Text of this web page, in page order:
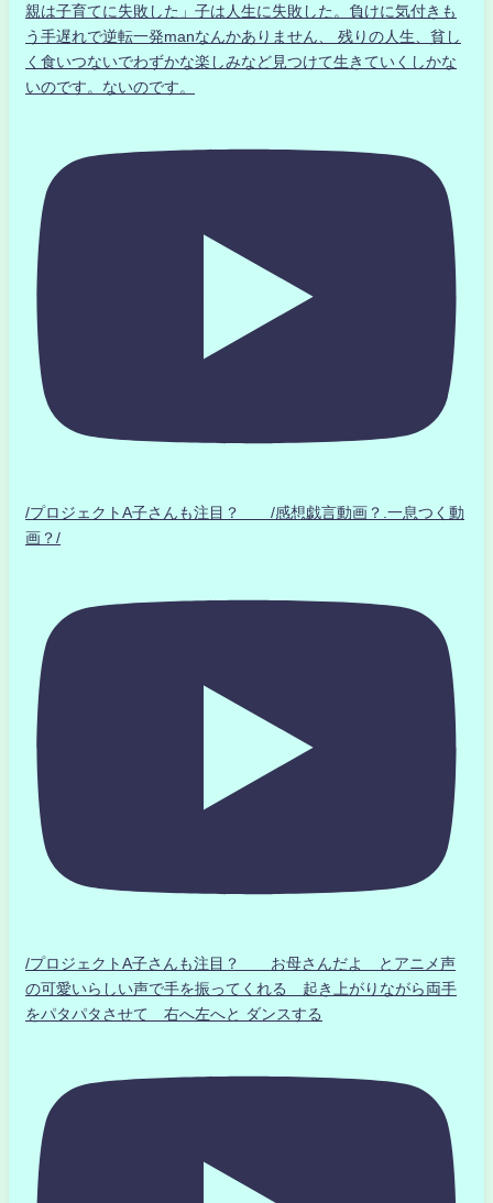
親は子育てに失敗した」子は人生に失敗した。負けに気付きも
う手遅れで逆転一発manなんかありません、 残りの人生、貧し
く食いつないでわずかな楽しみなど見つけて生きていくしかな
いのです。ないのです。
/プロジェクトA子さんも注目？ /感想戯言動画？.一息つく動
画？/
/プロジェクトA子さんも注目？ お母さんだよ とアニメ声
の可愛いらしい声で手を振ってくれる 起き上がりながら両手
をパタパタさせて 右へ左へと ダンスする